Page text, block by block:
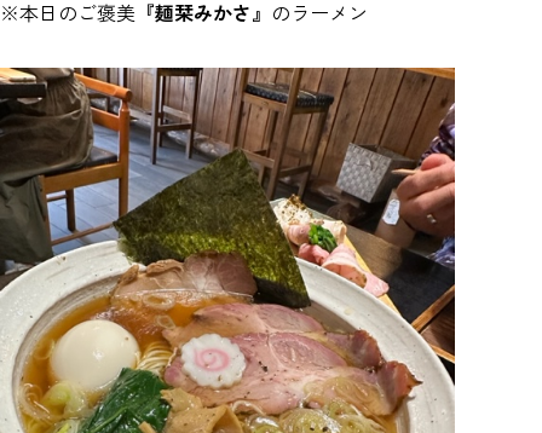
※本日のご褒美 『麺栞みかさ』 のラーメン